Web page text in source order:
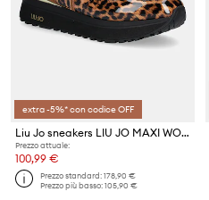
extra -5%* con codice OFF
Liu Jo sneakers LIU JO MAXI WONDER 01
Prezzo attuale:
100,99 €
Prezzo standard:178,90 €
Prezzo più basso:105,90 €